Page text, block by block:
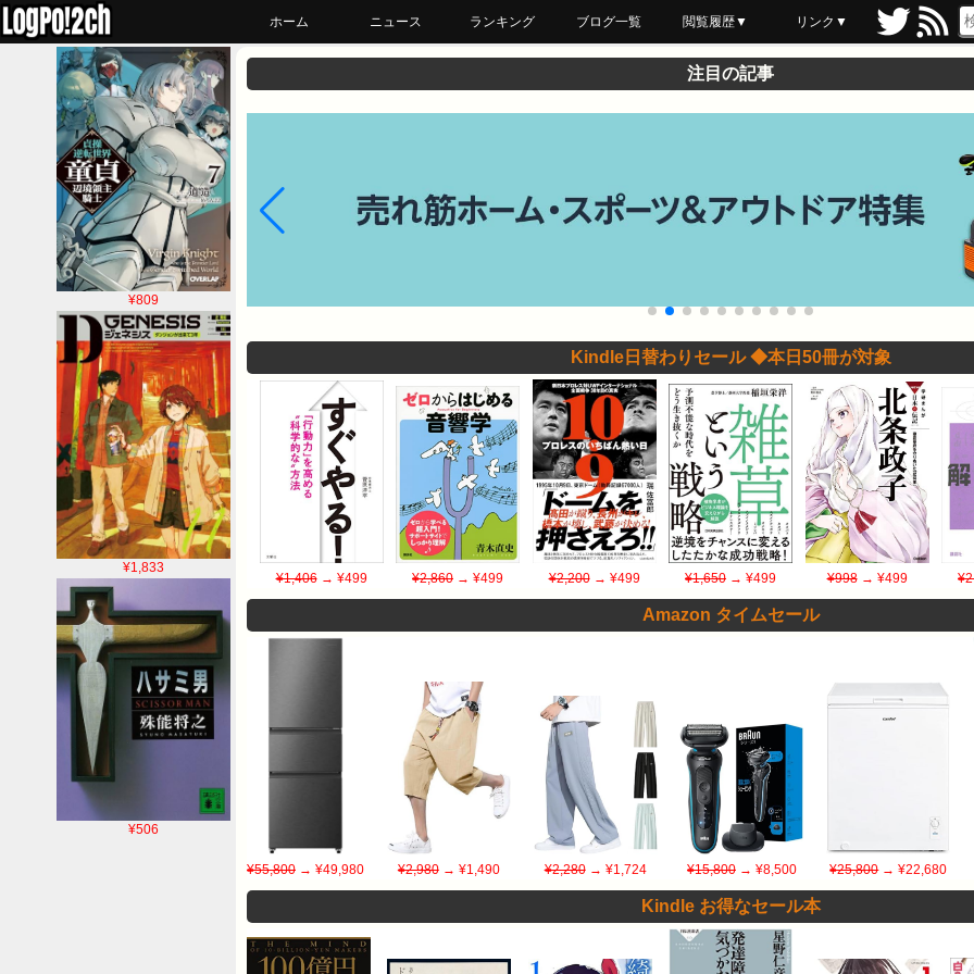
ホーム ニュース ランキング ブログ一覧 閲覧履歴▼
最近読んだ
あとで読む
ブックマーク
リンク▼
¥809
¥1,833
¥506
注目の記事
Kindle日替わりセール ◆本日50冊が対象
¥1,406→ ¥499 ¥2,860 → ¥499 ¥2,200→ ¥499 ¥1,650 → ¥499 ¥998→ ¥499
Amazon タイムセール
¥55,800 → ¥49,980 ¥2,980→ ¥1,490 ¥2,280→ ¥1,724 ¥15,800→ ¥8,500 ¥25,800→ ¥22,680
Kindle お得なセール本